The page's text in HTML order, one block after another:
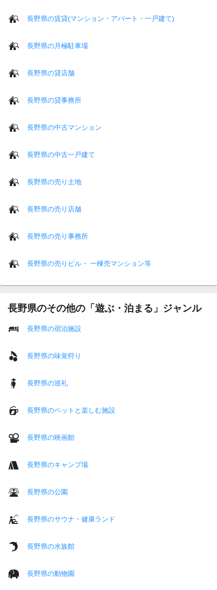
長野県の賃貸(マンション・アパート・一戸建て)
長野県の月極駐車場
長野県の貸店舗
長野県の貸事務所
長野県の中古マンション
長野県の中古一戸建て
長野県の売り土地
長野県の売り店舗
長野県の売り事務所
長野県の売りビル・ 一棟売マンション等
長野県のその他の「遊ぶ・泊まる」ジャンル
長野県の宿泊施設
長野県の味覚狩り
長野県の巡礼
長野県のペットと楽しむ施設
長野県の映画館
長野県のキャンプ場
長野県の公園
長野県のサウナ・健康ランド
長野県の水族館
長野県の動物園